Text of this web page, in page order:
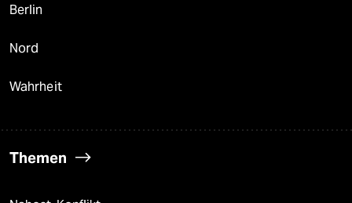
Berlin
Nord
Wahrheit
Themen